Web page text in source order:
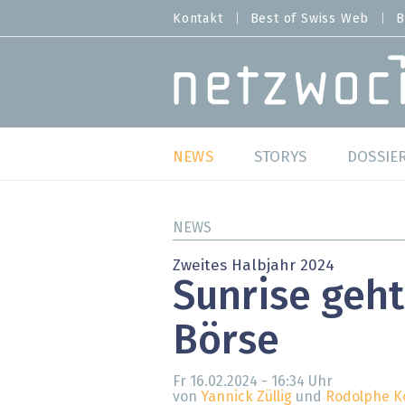
zum
MENU
Kontakt Best of Swiss Web
MAIN NAVIGATION
NEWS
Studien
Meinungen
Hands-on
STORYS
Best
NEWS
Zweites Halbjahr 2024
Sunrise
Börse
Fr 16.02.2024 - 16:34 Uhr
von Yannick Züllig und Rodolphe